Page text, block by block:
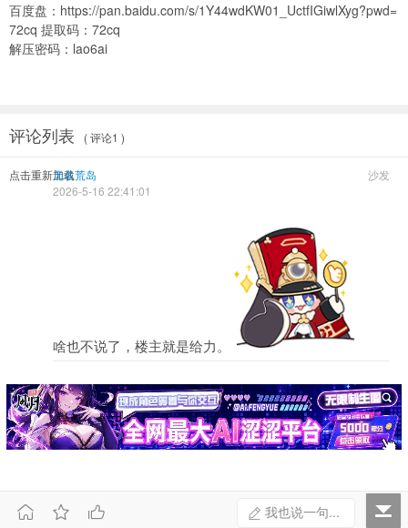
百度盘： https://pan.baidu.com/s/1Y44wdKW01_UctfIGiwlXyg?pwd=
72cq 提取码：72cq
解压密码：lao6ai
评论列表 ( 评论1 )
点击重新加载 沙发
无名荒岛
2026-5-16 22:41:01
啥也不说了，楼主就是给力。
我也说一句...
  